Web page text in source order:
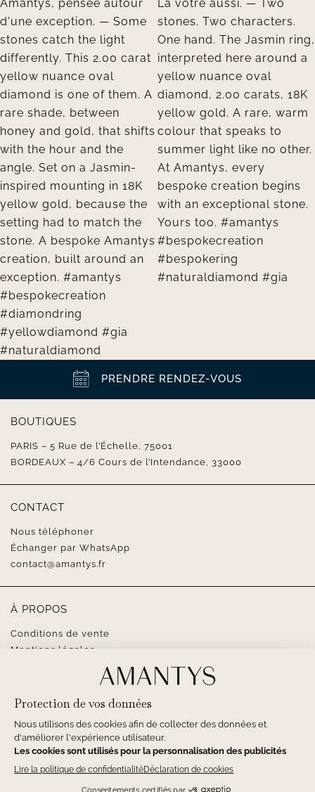
PRENDRE RENDEZ-VOUS
BOUTIQUES
PARIS – 5 Rue de l’Échelle, 75001
BORDEAUX – 4/6 Cours de l’Intendance, 33000
CONTACT
Nous téléphoner
Échanger par WhatsApp
contact@amantys.fr
À PROPOS
SUIVEZ-NOUS